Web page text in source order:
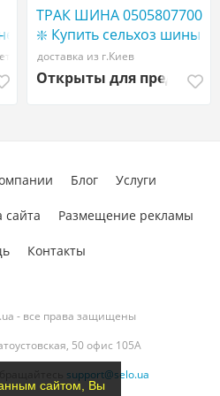
сайтом, Вы
ТРАК ШИНА 0505807700
❇️ Купить сельхоз шины
в Украине | WWW
ТРАКШИНА.УКР |
Сельхоз резина 710/70
доставка из г.Киев
Открыты для
- все права защищены
50 офис 105А
support@selo.ua
Блог Услуги
сайта Размещение рекламы
Контакты